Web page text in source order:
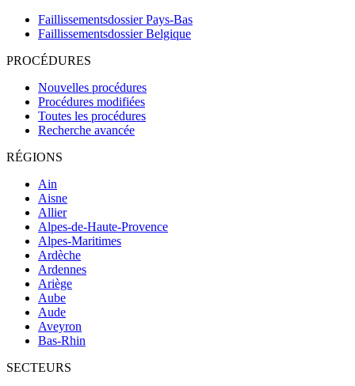
Faillissementsdossier Pays-Bas
Faillissementsdossier Belgique
PROCÉDURES
Nouvelles procédures
Procédures modifiées
Toutes les procédures
Recherche avancée
RÉGIONS
Ain
Aisne
Allier
Alpes-de-Haute-Provence
Alpes-Maritimes
Ardèche
Ardennes
Ariège
Aube
Aude
Aveyron
Bas-Rhin
SECTEURS